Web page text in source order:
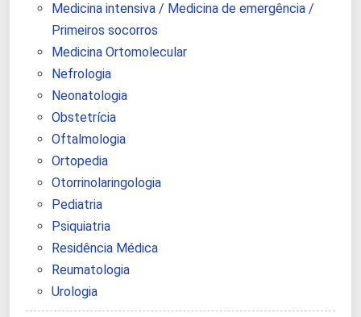
Medicina intensiva / Medicina de emergência /
Primeiros socorros
Medicina Ortomolecular
Nefrologia
Neonatologia
Obstetrícia
Oftalmologia
Ortopedia
Otorrinolaringologia
Pediatria
Psiquiatria
Residência Médica
Reumatologia
Urologia